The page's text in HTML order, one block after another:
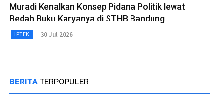
Muradi Kenalkan Konsep Pidana Politik lewat
Bedah Buku Karyanya di STHB Bandung
IPTEK 30 Jul 2026
BERITA TERPOPULER